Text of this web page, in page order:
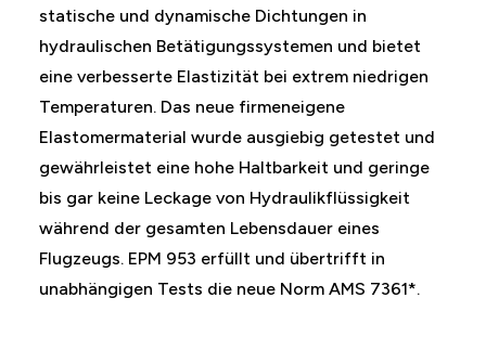
statische und dynamische Dichtungen in
hydraulischen Betätigungssystemen und bietet
eine verbesserte Elastizität bei extrem niedrigen
Temperaturen. Das neue firmeneigene
Elastomermaterial wurde ausgiebig getestet und
gewährleistet eine hohe Haltbarkeit und geringe
bis gar keine Leckage von Hydraulikflüssigkeit
während der gesamten Lebensdauer eines
Flugzeugs. EPM 953 erfüllt und übertrifft in
unabhängigen Tests die neue Norm AMS 7361*.